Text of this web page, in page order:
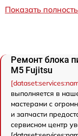
Показать
Ремонт блока
M5 Fujitsu
выполняется в
мастерами с
и запчасти
сервисном центр